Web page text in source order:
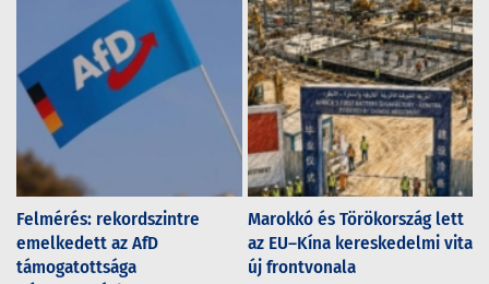
Felmérés: rekordszintre
emelkedett az AfD
támogatottsága
Marokkó és Törökország lett
az EU–Kína kereskedelmi vita
új frontvonala